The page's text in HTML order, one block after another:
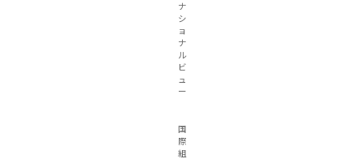
ナ
シ
ョ
ナ
ル
ビ
ュ
ー
国
際
組